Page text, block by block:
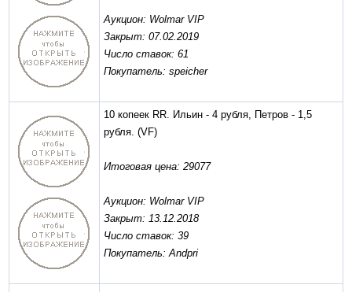
Аукцион: Wolmar VIP
Закрыт: 07.02.2019
Число ставок: 61
Покупатель: speicher
10 копеек RR. Ильин - 4 рубля, Петров - 1,5
рубля. (VF)
Итоговая цена: 29077
Аукцион: Wolmar VIP
Закрыт: 13.12.2018
Число ставок: 39
Покупатель: Andpri